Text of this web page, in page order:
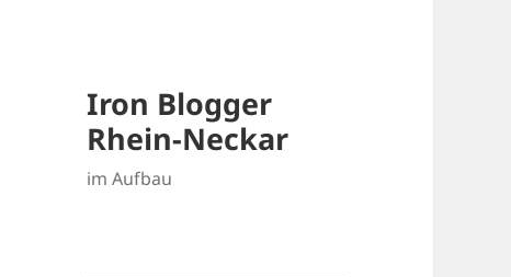
Iron Blogger
Rhein-Neckar
im Aufbau